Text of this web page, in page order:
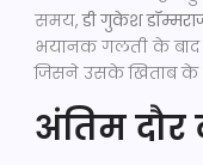
समय,डी गुकेश
भयानक गलती के
जिसने उसके खिताब के
अंतिम दौर